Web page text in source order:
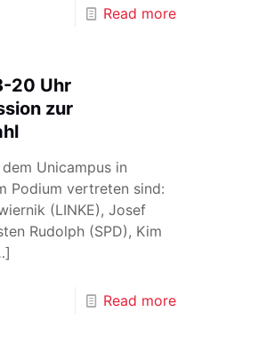
Read more
20 Uhr
zur
Unicampus in
Podium vertreten sind:
(LINKE), Josef
Rudolph (SPD), Kim
Read more